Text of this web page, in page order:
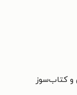
کتاب‌سوز